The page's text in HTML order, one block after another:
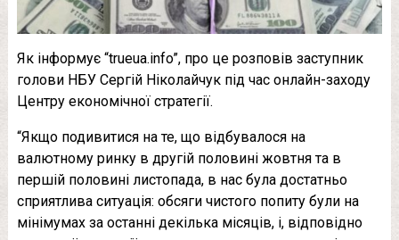
Як інформує “trueua.info”, про це розповів заступник
голови НБУ Сергій Ніколайчук під час онлайн-заходу
Центру економічної стратегії.
“Якщо подивитися на те, що відбувалося на
валютному ринку в другій половині жовтня та в
першій половині листопада, в нас була достатньо
сприятлива ситуація: обсяги чистого попиту були на
мінімумах за останні декілька місяців, і, відповідно